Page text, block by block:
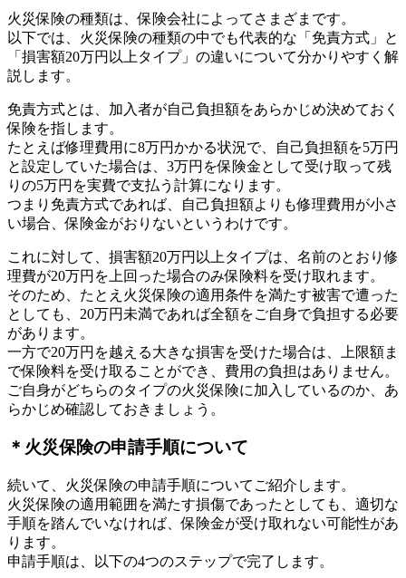
火災保険の種類は、保険会社によってさまざまです。
以下では、火災保険の種類の中でも代表的な「免責方式」と
「損害額20万円以上タイプ」の違いについて分かりやすく解
説します。
免責方式とは、加入者が自己負担額をあらかじめ決めておく
保険を指します。
たとえば修理費用に8万円かかる状況で、自己負担額を5万円
と設定していた場合は、3万円を保険金として受け取って残
りの5万円を実費で支払う計算になります。
つまり免責方式であれば、自己負担額よりも修理費用が小さ
い場合、保険金がおりないというわけです。
これに対して、損害額20万円以上タイプは、名前のとおり修
理費が20万円を上回った場合のみ保険料を受け取れます。
そのため、たとえ火災保険の適用条件を満たす被害で遭った
としても、20万円未満であれば全額をご自身で負担する必要
があります。
一方で20万円を越える大きな損害を受けた場合は、上限額ま
で保険料を受け取ることができ、費用の負担はありません。
ご自身がどちらのタイプの火災保険に加入しているのか、あ
らかじめ確認しておきましょう。
＊火災保険の申請手順について
続いて、火災保険の申請手順についてご紹介します。
火災保険の適用範囲を満たす損傷であったとしても、適切な
手順を踏んでいなければ、保険金が受け取れない可能性があ
ります。
申請手順は、以下の4つのステップで完了します。